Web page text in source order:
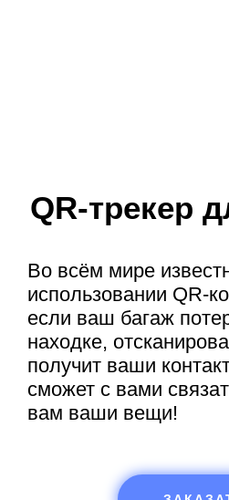
QR-трекер
Во всём мире
использовании QR-
если ваш багаж
находке,
получит ваши
сможет с вами
вам ваши вещи!